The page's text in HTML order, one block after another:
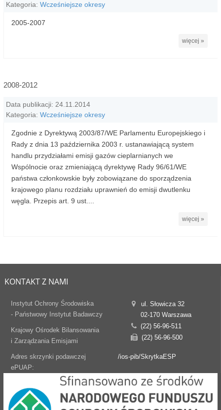
Kategoria: Wcześniejsze okresy
2005-2007
więcej »
2008-2012
Data publikacji: 24.11.2014
Kategoria: Wcześniejsze okresy
Zgodnie z Dyrektywą 2003/87/WE Parlamentu Europejskiego i
Rady z dnia 13 października 2003 r. ustanawiającą system
handlu przydziałami emisji gazów cieplarnianych we
Wspólnocie oraz zmieniającą dyrektywę Rady 96/61/WE
państwa członkowskie były zobowiązane do sporządzenia
krajowego planu rozdziału uprawnień do emisji dwutlenku
węgla. Przepis art. 9 ust....
więcej »
KONTAKT Z NAMI
Instytut Ochrony Środowiska
- Państwowy Instytut Badawczy
Krajowy Ośrodek Bilansowania
i Zarządzania Emisjami
ul. Słowicza 32
02-170 Warszawa
(22) 56-96-511
(22) 56-96-500
Adres skrzynki podawczej
ePUAP:
/ios-pib/SkrytkaESP